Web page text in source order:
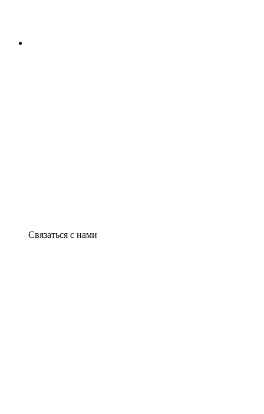
Связаться с нами